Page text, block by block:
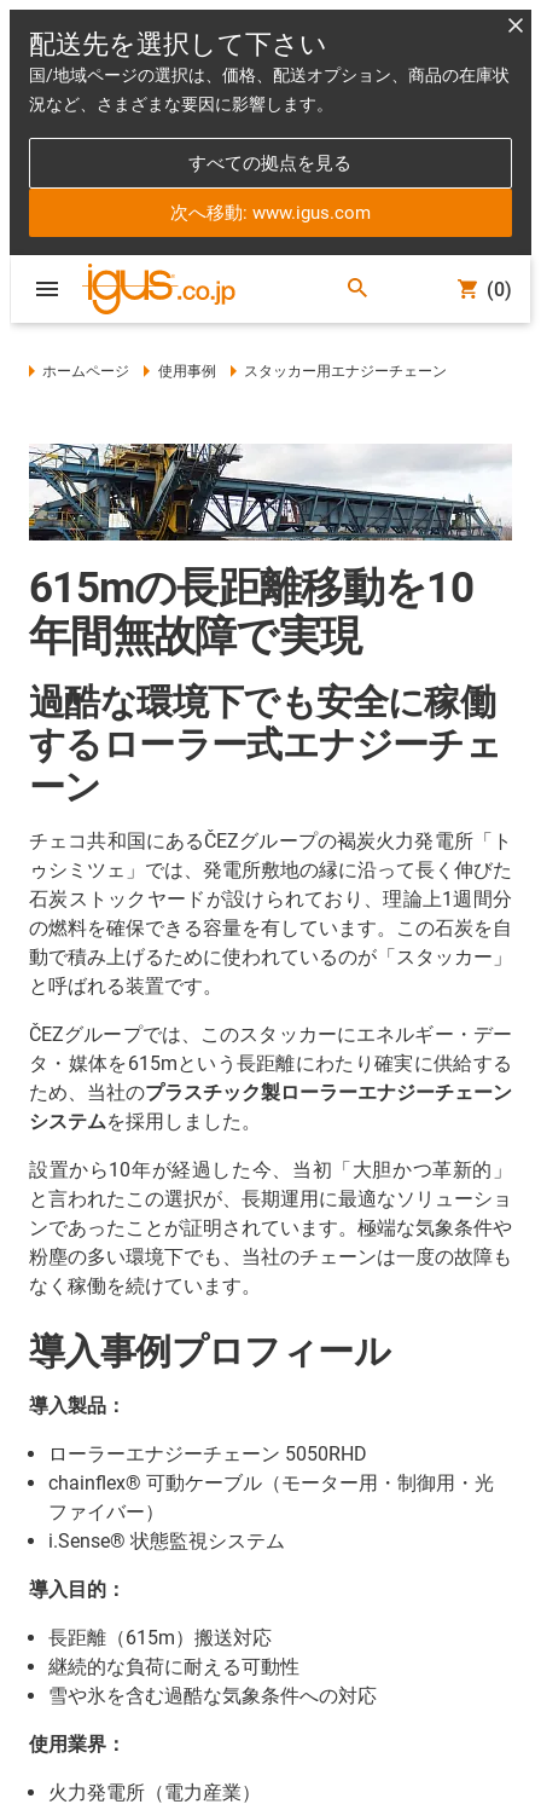
配送先を選択して下さい
国/地域ページの選択は、価格、配送オプション、商品の在庫状
況など、さまざまな要因に影響します。
すべての拠点を見る
次へ移動: www.igus.com
(0)
ホームページ 使用事例 スタッカー用エナジーチェーン
615mの長距離移動を10
年間無故障で実現
過酷な環境下でも安全に稼働
するローラー式エナジーチェ
ーン
チェコ共和国にあるČEZグループの褐炭火力発電所「ト
ゥシミツェ」では、発電所敷地の縁に沿って長く伸びた
石炭ストックヤードが設けられており、理論上1週間分
の燃料を確保できる容量を有しています。この石炭を自
動で積み上げるために使われているのが「スタッカー」
と呼ばれる装置です。
ČEZグループでは、このスタッカーにエネルギー・デー
タ・媒体を615mという長距離にわたり確実に供給する
ため、当社のプラスチック製ローラーエナジーチェーン
システムを採用しました。
設置から10年が経過した今、当初「大胆かつ革新的」
と言われたこの選択が、長期運用に最適なソリューショ
ンであったことが証明されています。極端な気象条件や
粉塵の多い環境下でも、当社のチェーンは一度の故障も
なく稼働を続けています。
導入事例プロフィール
導入製品：
ローラーエナジーチェーン 5050RHD
chainflex® 可動ケーブル（モーター用・制御用・光
ファイバー）
i.Sense® 状態監視システム
導入目的：
長距離（615m）搬送対応
継続的な負荷に耐える可動性
雪や氷を含む過酷な気象条件への対応
使用業界：
火力発電所（電力産業）